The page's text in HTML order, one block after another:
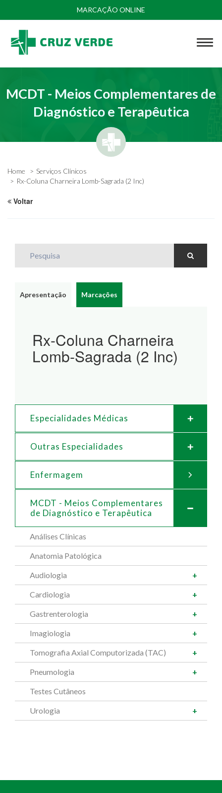
MARCAÇÃO ONLINE
MCDT - Meios Complementares de
Diagnóstico e Terapêutica
Home
Serviços Clínicos
Rx-Coluna Charneira Lomb-Sagrada (2 Inc)
Voltar
Apresentação Marcações
Rx-Coluna Charneira
Lomb-Sagrada (2 Inc)
Especialidades Médicas
Outras Especialidades
Enfermagem
MCDT - Meios Complementares
de Diagnóstico e Terapêutica
Análises Clínicas
Anatomia Patológica
Audiologia
Cardiologia
Gastrenterologia
Imagiologia
Tomografia Axial Computorizada (TAC)
Pneumologia
Testes Cutâneos
Urologia